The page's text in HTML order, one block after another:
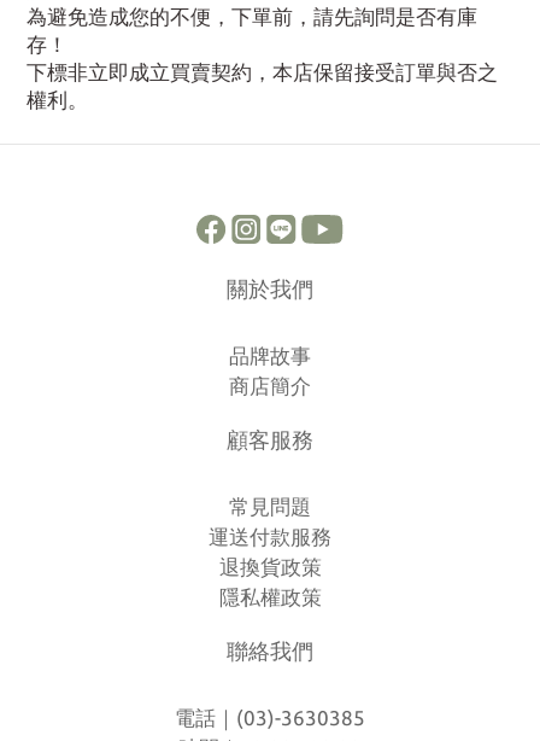
為避免造成您的不便，下單前，請先詢問是否有庫
存！
下標非立即成立買賣契約，本店保留接受訂單與否之
權利。
關於我們
品牌故事
商店簡介
顧客服務
常見問題
運送付款服務
退換貨政策
隱私權政策
聯絡我們
電話｜(03)-3630385